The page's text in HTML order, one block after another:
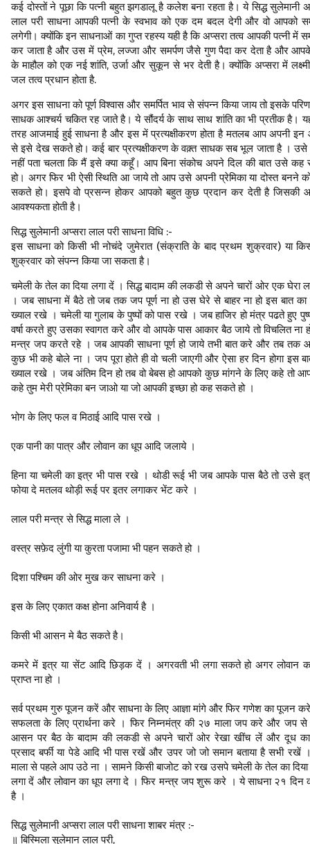
कई दोस्तों ने पूछा कि पत्नी बहुत झगडालू है कलेश बना रहता है। ये सिद्ध सुलेमानी
लाल परी साधना आपकी पत्नी के स्वभाव को एक दम बदल देगी और वो आपको
लगेगी। क्योंकि इन साधनाओं का गुप्त रहस्य यही है कि अप्सरा तत्व आपकी पत्नी में
कर जाता है और उस में प्रेम, लज्जा और समर्पण जैसे गुण पैदा कर देता है और
के माहौल को एक नई शांति, उर्जा और सुकून से भर देती है। क्योंकि अप्सरा में
जल तत्व प्रधान होता है.
अगर इस साधना को पूर्ण विश्वास और समर्पित भाव से संपन्न किया जाय तो इसके
साधक आश्चर्य चकित रह जाते है। ये सौंदर्य के साथ साथ शांति का भी प्रतीक है।
तरह आजमाई हुई साधना है और इस में प्रत्यक्षीकरण होता है मतलब आप अपनी
से इसे देख सकते हो। कई बार प्रत्यक्षीकरण के वक़्त साधक सब भूल जाता है । उसे
नहीं पता चलता कि मैं इसे क्या कहूँ। आप बिना संकोच अपने दिल की बात उसे
हो। अगर फिर भी ऐसी स्थिति आ जाये तो आप उसे अपनी प्रेमिका या दोस्त बनने
सकते हो। इसपे वो प्रसन्न होकर आपको बहुत कुछ प्रदान कर देती है जिसकी
आवश्यकता होती है।
सिद्ध सुलेमानी अप्सरा लाल परी साधना विधि :-
इस साधना को किसी भी नोचंदे जुमेरात (संक्राति के बाद प्रथम शुक्रवार) या
शुक्रवार को संपन्न किया जा सकता है।
चमेली के तेल का दिया लगा दें । सिद्ध बादाम की लकडी से अपने चारों ओर एक घेरा
। जब साधना में बैठे तो जब तक जप पूर्ण ना हो उस घेरे से बाहर ना हो इस बात
ख्याल रखे । चमेली या गुलाब के पुष्पों को पास रखे । जब हाजिर हो मंत्र पढते हुए
वर्षा करते हुए उसका स्वागत करे और वो आपके पास आकार बैठ जाये तो विचलित ना
मन्त्र जप करते रहे । जब आपकी साधना पूर्ण हो जाये तभी बात करे और तब तक
कुछ भी कहे बोले ना । जप पूरा होते ही वो चली जाएगी और ऐसा हर दिन होगा इस
ख्याल रखे । जब अंतिम दिन हो तब वो बेबस हो आपको कुछ मांगने के लिए कहे तो
कहे तुम मेरी प्रेमिका बन जाओ या जो आपकी इच्छा हो कह सकते हो ।
भोग के लिए फल व मिठाई आदि पास रखे ।
एक पानी का पात्र और लोवान का धूप आदि जलाये ।
हिना या चमेली का इत्र भी पास रखे । थोडी रूई भी जब आपके पास बैठे तो उसे
फोया दे मतलव थोड़ी रूई पर इतर लगाकर भेंट करे ।
लाल परी मन्त्र से सिद्ध माला ले ।
वस्त्र सफ़ेद लुंगी या कुरता पजामा भी पहन सकते हो ।
दिशा पश्चिम की ओर मुख कर साधना करे ।
इस के लिए एकात कक्ष होना अनिवार्य है ।
किसी भी आसन मे बैठ सकते है।
कमरे में इत्र या सेंट आदि छिड़क दें । अगरवती भी लगा सकते हो अगर लोवान
प्राप्त ना हो ।
सर्व प्रथम गुरु पूजन करें और साधना के लिए आज्ञा मांगे और फिर गणेश का पूजन
सफलता के लिए प्रार्थना करे । फिर निम्नमंत्र की २७ माला जप करे और जप
आसन पर बैठ के बादाम की लकडी से अपने चारों ओर रेखा खींच लें और दूध का
प्रसाद बर्फी या पेडे आदि भी पास रखें और उपर जो जो समान बताया है सभी रखें
माला से पहले आप उठे ना । सामने किसी बाजोट को रख उसपे चमेली के तेल का
लगा दें और लोवान का धूप लगा दे । फिर मन्त्र जप शुरू करे । ये साधना २१ दिन
है ।
सिद्ध सुलेमानी अप्सरा लाल परी साधना शाबर मंत्र :-
॥ बिस्मिला सुलेमान लाल परी,